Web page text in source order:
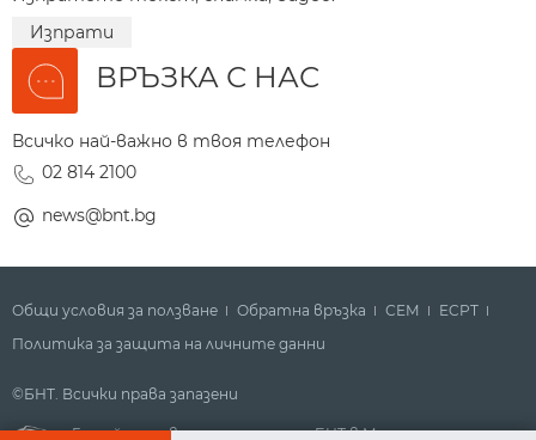
Изпрати
ВРЪЗКА С НАС
Всичко най-важно в твоя телефон
02 814 2100
news@bnt.bg
Общи условия за ползване Обратна връзка СЕМ
ECPT
Политика за защита на личните данни
©БНТ. Всички права запазени
Гледайте новините за деня на БНТ в Метрото